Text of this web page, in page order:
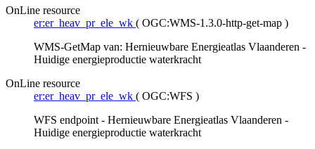
OnLine resource
er:er_heav_pr_ele_wk ( OGC:WMS-1.3.0-http-get-map )
WMS-GetMap van: Hernieuwbare Energieatlas Vlaanderen -
Huidige energieproductie waterkracht
OnLine resource
er:er_heav_pr_ele_wk ( OGC:WFS )
WFS endpoint - Hernieuwbare Energieatlas Vlaanderen -
Huidige energieproductie waterkracht